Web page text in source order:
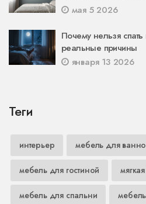
мая 5 2026
Почему нельзя
реальные причины
января 13 2026
Теги
интерьер мебель для
мебель для гостиной
мебель для спальни